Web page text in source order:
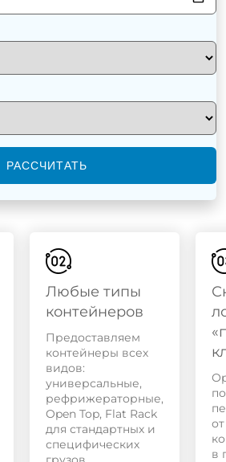
РАССЧИТАТЬ
Любые типы
контейнеров
Предоставляем
контейнеры всех
видов:
универсальные,
рефрижераторные,
Open Top, Flat Rack
для стандартных и
специфических
в